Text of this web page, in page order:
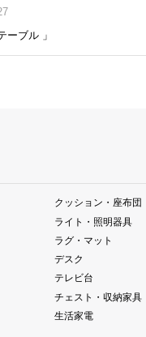
ブル 」
クッション・座布団
ライト・照明器具
ラグ・マット
デスク
テレビ台
チェスト・収納家具
生活家電